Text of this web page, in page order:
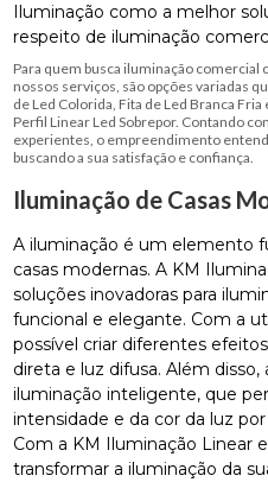
Iluminação como a melhor
respeito de iluminação
Para quem busca iluminação comercial
nossos serviços, são opções variadas
de Led Colorida, Fita de Led Branca
Perfil Linear Led Sobrepor. Contando
experientes, o empreendimento
buscando a sua satisfação e confiança.
Iluminação de Casas
A iluminação é um elemento
casas modernas. A KM
soluções inovadoras para
funcional e elegante. Com a
possível criar diferentes
direta e luz difusa. Além
iluminação inteligente, que
intensidade e da cor da luz
Com a KM Iluminação Linear
transformar a iluminação da